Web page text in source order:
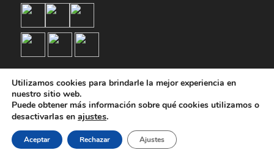
Quienes somos
Únete a la OCR Política de privacidad
Política de cookies
Utilizamos cookies para brindarle la mejor experiencia en
nuestro sitio web.
Puede obtener más información sobre qué cookies utilizamos o
desactivarlas en ajustes.
Aceptar Rechazar Ajustes